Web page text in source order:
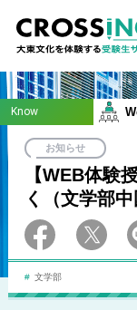
Know
お知らせ
【WEB体験
く（文学部中
文学部